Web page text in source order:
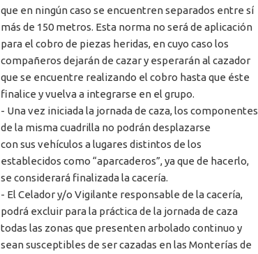
que en ningún caso se encuentren separados entre sí
más de 150 metros. Esta norma no será de aplicación
para el cobro de piezas heridas, en cuyo caso los
compañeros dejarán de cazar y esperarán al cazador
que se encuentre realizando el cobro hasta que éste
finalice y vuelva a integrarse en el grupo.
- Una vez iniciada la jornada de caza, los componentes
de la misma cuadrilla no podrán desplazarse
con sus vehículos a lugares distintos de los
establecidos como “aparcaderos”, ya que de hacerlo,
se considerará finalizada la cacería.
- El Celador y/o Vigilante responsable de la cacería,
podrá excluir para la práctica de la jornada de caza
todas las zonas que presenten arbolado continuo y
sean susceptibles de ser cazadas en las Monterías de